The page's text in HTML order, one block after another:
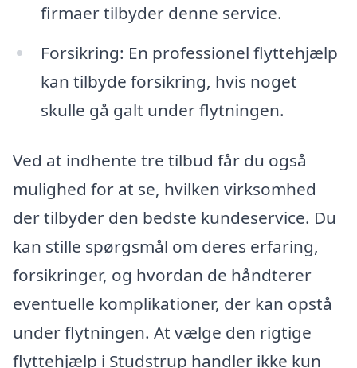
firmaer tilbyder denne service.
Forsikring: En professionel flyttehjælp
kan tilbyde forsikring, hvis noget
skulle gå galt under flytningen.
Ved at indhente tre tilbud får du også
mulighed for at se, hvilken virksomhed
der tilbyder den bedste kundeservice. Du
kan stille spørgsmål om deres erfaring,
forsikringer, og hvordan de håndterer
eventuelle komplikationer, der kan opstå
under flytningen. At vælge den rigtige
flyttehjælp i Studstrup handler ikke kun